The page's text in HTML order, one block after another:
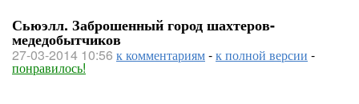
Сьюэлл. Заброшенный город шахтеров-
медедобытчиков
27-03-2014 10:56 к комментариям-к полной версии -
понравилось!